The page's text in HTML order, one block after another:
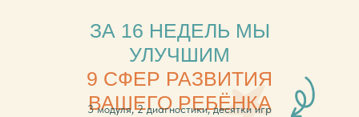
ЗА 16 НЕДЕЛЬ МЫ
УЛУЧШИМ
9 СФЕР РАЗВИТИЯ
ВАШЕГО РЕБЁНКА
3 модуля, 2 диагностики, десятки игр